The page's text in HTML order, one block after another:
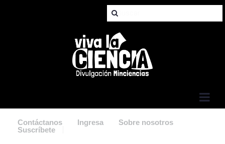
Contáctanos Ingresa
Sobre nosotros
Suscríbete